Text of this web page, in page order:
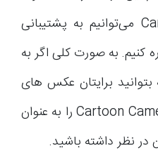
اپلیکیشن Camera Cartoon می‌توانیم به پشتیبانی
کنیم. به صورت کلی اگر به
برایتان عکس های
کارتونی ثبت کند، برنامه Cartoon Camera را به عنوان
در نظر داشته باشید.